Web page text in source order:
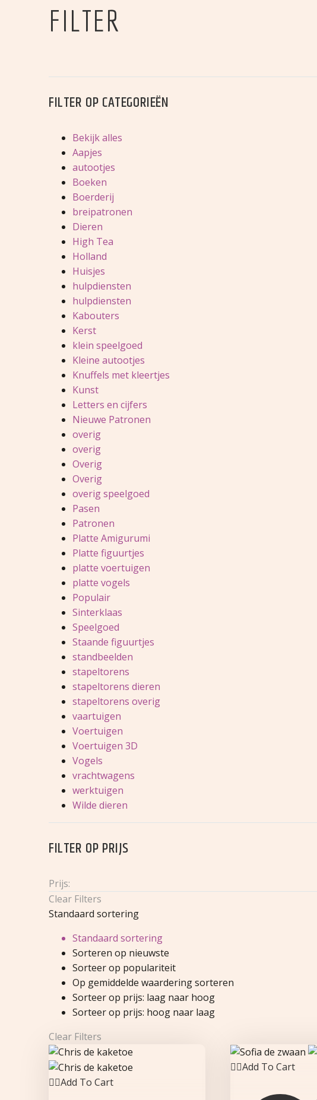
FILTER
FILTER OPCATEGORIEËN
Bekijk alles
Aapjes
autootjes
Boeken
Boerderij
breipatronen
Dieren
High Tea
Holland
Huisjes
hulpdiensten
hulpdiensten
Kabouters
Kerst
klein speelgoed
Kleine autootjes
Knuffels met kleertjes
Kunst
Letters en cijfers
Nieuwe Patronen
overig
overig
Overig
Overig
overig speelgoed
Pasen
Patronen
Platte Amigurumi
Platte figuurtjes
platte voertuigen
platte vogels
Populair
Sinterklaas
Speelgoed
Staande figuurtjes
standbeelden
stapeltorens
stapeltorens dieren
stapeltorens overig
vaartuigen
Voertuigen
Voertuigen 3D
Vogels
vrachtwagens
werktuigen
Wilde dieren
FILTER OPPRIJS
Prijs:
Clear Filters
Standaard sortering
Standaard sortering
Sorteren op nieuwste
Sorteer op populariteit
Op gemiddelde waardering sorteren
Sorteer op prijs: laag naar hoog
Sorteer op prijs: hoog naar laag
Clear Filters
Add To Cart
Add To Cart